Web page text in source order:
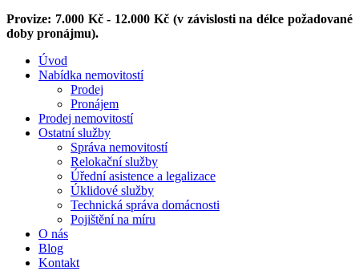
Provize: 7.000 Kč - 12.000 Kč (v závislosti na délce požadované
doby pronájmu).
Úvod
Nabídka nemovitostí
Prodej
Pronájem
Prodej nemovitostí
Ostatní služby
Správa nemovitostí
Relokační služby
Úřední asistence a legalizace
Úklidové služby
Technická správa domácnosti
Pojištění na míru
O nás
Blog
Kontakt